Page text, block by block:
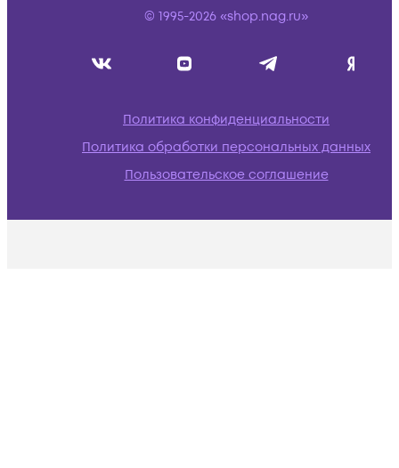
© 1995-2026 «shop.nag.ru»
Политика конфиденциальности
Политика обработки персональных данных
Пользовательское соглашение